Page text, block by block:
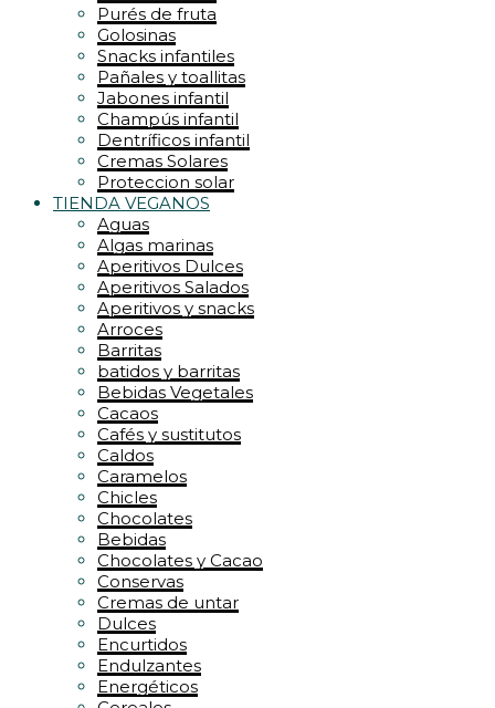
Purés de fruta
Golosinas
Snacks infantiles
Pañales y toallitas
Jabones infantil
Champús infantil
Dentríficos infantil
Cremas Solares
Proteccion solar
TIENDA VEGANOS
Aguas
Algas marinas
Aperitivos Dulces
Aperitivos Salados
Aperitivos y snacks
Arroces
Barritas
batidos y barritas
Bebidas Vegetales
Cacaos
Cafés y sustitutos
Caldos
Caramelos
Chicles
Chocolates
Bebidas
Chocolates y Cacao
Conservas
Cremas de untar
Dulces
Encurtidos
Endulzantes
Energéticos